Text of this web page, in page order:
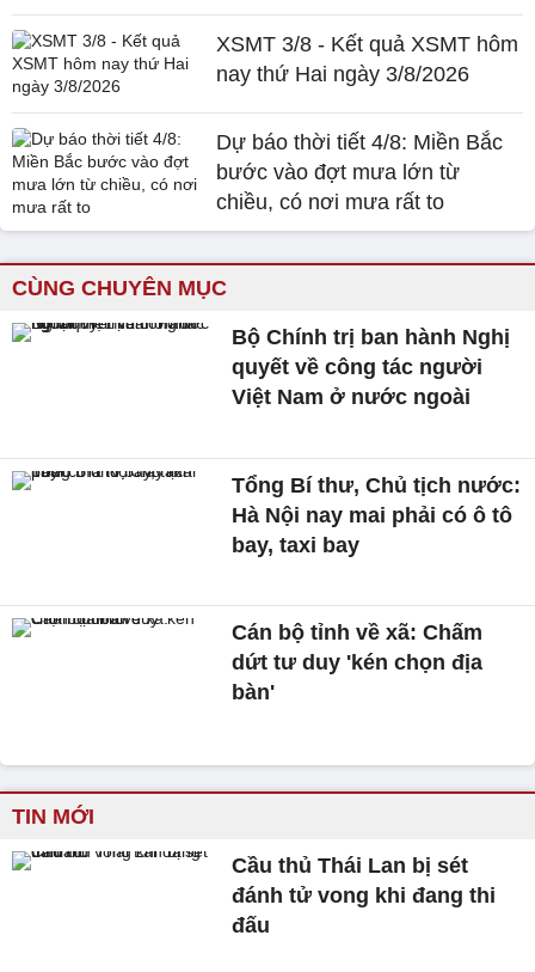
XSMT 3/8 - Kết quả XSMT hôm
nay thứ Hai ngày 3/8/2026
Dự báo thời tiết 4/8: Miền Bắc
bước vào đợt mưa lớn từ
chiều, có nơi mưa rất to
CÙNG CHUYÊN MỤC
Bộ Chính trị ban hành Nghị
quyết về công tác người
Việt Nam ở nước ngoài
Tổng Bí thư, Chủ tịch nước:
Hà Nội nay mai phải có ô tô
bay, taxi bay
Cán bộ tỉnh về xã: Chấm
dứt tư duy 'kén chọn địa
bàn'
TIN MỚI
Cầu thủ Thái Lan bị sét
đánh tử vong khi đang thi
đấu